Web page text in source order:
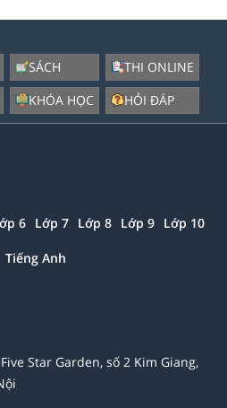
SÁCH
KHÓA HỌC
THI ONLINE
HỎI ĐÁP
6 Lớp 7 Lớp 8 Lớp 9 Lớp 10
Tiếng Anh
Star Garden, số 2 Kim Giang,